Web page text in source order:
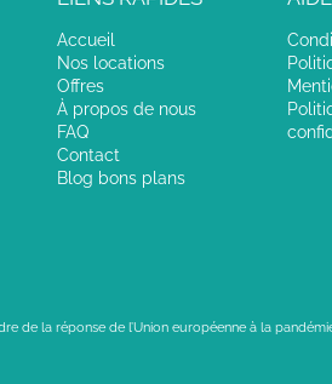
Accueil
Nos locations
Offres
À propos de nous
FAQ
Contact
Blog bons plans
de la réponse de l’Union européenne à la